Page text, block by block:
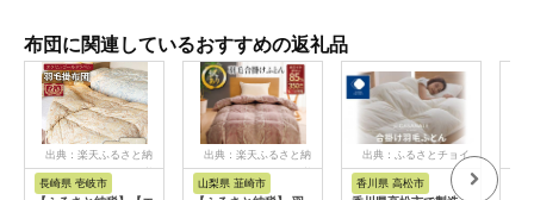
布団に関連しているおすすめの返礼品
出典：楽天ふるさと納
税
長崎県 壱岐市
出典：楽天ふるさと納
税
山梨県 韮崎市
出典：ふるさとチョイ
香川県 高松市